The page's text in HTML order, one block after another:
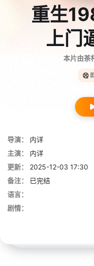
重生
上门
本片由茶
导演：
内详
主演：
内详
更新：
2025-12-03 17:30
备注：
已完结
语言：
剧情：